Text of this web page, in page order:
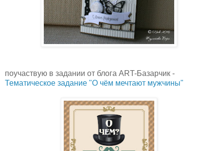
поучаствую в задании от блога ART-Базарчик -
Тематическое задание "О чём мечтают мужчины"